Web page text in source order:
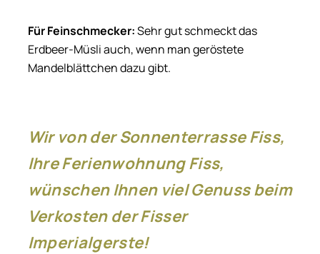
Für Feinschmecker:Sehr gut schmeckt das
Erdbeer-Müsli auch, wenn man geröstete
Mandelblättchen dazu gibt.
Wir von der Sonnenterrasse Fiss,
Ihre Ferienwohnung Fiss,
wünschen Ihnen viel Genuss beim
Verkosten der Fisser
Imperialgerste!